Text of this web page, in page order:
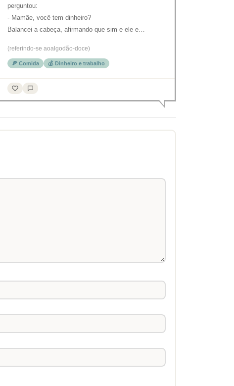
perguntou:
- Mamãe, você tem dinheiro?
Balancei a cabeça, afirmando que sim e ele e…
(referindo-se aoalgodão-doce)
🍕 Comida 💰 Dinheiro e trabalho